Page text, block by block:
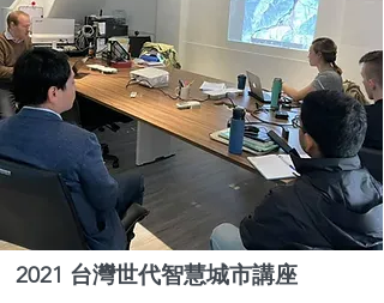
2021 台灣世代智慧城市講座